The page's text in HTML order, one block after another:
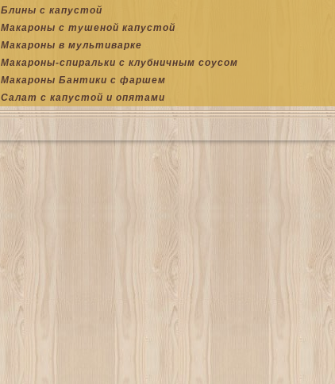
Блины с капустой
Макароны с тушеной капустой
Макароны в мультиварке
Макароны-спиральки с клубничным соусом
Макароны Бантики с фаршем
Салат с капустой и опятами